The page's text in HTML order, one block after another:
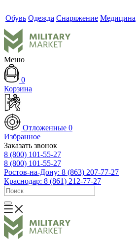
Обувь Одежда Снаряжение Медицина
Меню
0
Корзина
Отложенные 0
Избранное
Заказать звонок
8 (800) 101-55-27
8 (800) 101-55-27
Ростов-на-Дону: 8 (863) 207-77-27
Краснодар: 8 (861) 212-77-27